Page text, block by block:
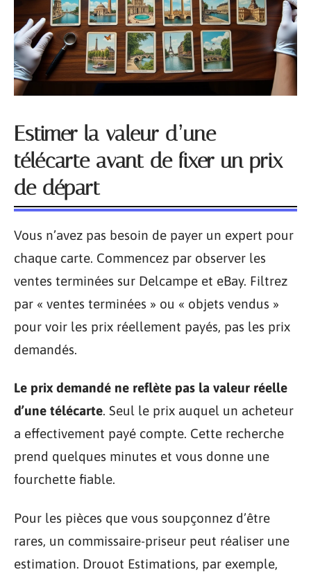
Estimer la valeur d’une
télécarte avant de fixer un prix
de départ
Vous n’avez pas besoin de payer un expert pour
chaque carte. Commencez par observer les
ventes terminées sur Delcampe et eBay. Filtrez
par « ventes terminées » ou « objets vendus »
pour voir les prix réellement payés, pas les prix
demandés.
Le prix demandé ne reflète pas la valeur réelle
d’une télécarte. Seul le prix auquel un acheteur
a effectivement payé compte. Cette recherche
prend quelques minutes et vous donne une
fourchette fiable.
Pour les pièces que vous soupçonnez d’être
rares, un commissaire-priseur peut réaliser une
estimation. Drouot Estimations, par exemple,